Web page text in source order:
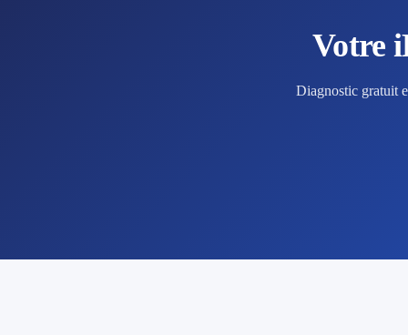
Votre
Diagnostic gratuit